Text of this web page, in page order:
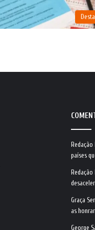
Redação
países
Redação
Graça
as
George